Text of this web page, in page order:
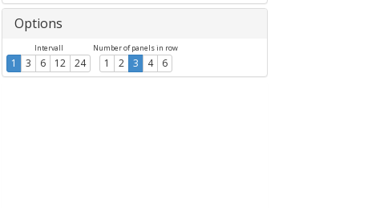
Options
Intervall
1 3 6 12 24
Number of panels in row
1 2 3 4 6